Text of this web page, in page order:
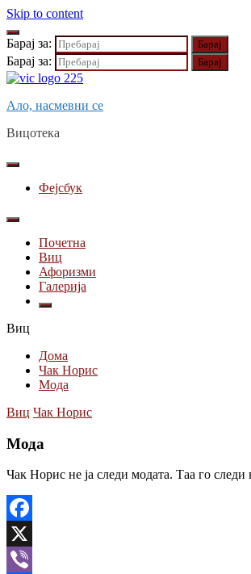
Skip to content
Барај за:
Барај за:
Ало, насмевни се
Вицотека
Фејсбук
Почетна
Виц
Афоризми
Галерија
Виц
Дома
Чак Норис
Мода
Виц Чак Норис
Мода
Чак Норис не ја следи модата. Таа го следи
Facebook
X